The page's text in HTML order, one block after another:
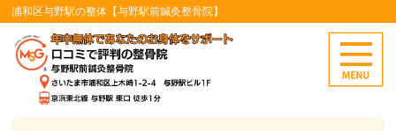
浦和区与野駅の整体【与野駅前鍼灸整骨院】